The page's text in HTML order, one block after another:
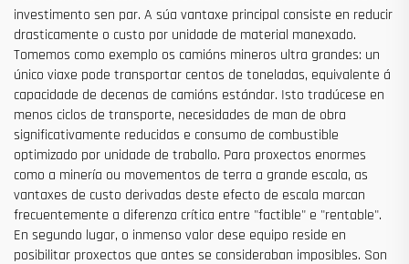
investimento sen par. A súa vantaxe principal consiste en reducir
drasticamente o custo por unidade de material manexado.
Tomemos como exemplo os camións mineros ultra grandes: un
único viaxe pode transportar centos de toneladas, equivalente á
capacidade de decenas de camións estándar. Isto tradúcese en
menos ciclos de transporte, necesidades de man de obra
significativamente reducidas e consumo de combustible
optimizado por unidade de traballo. Para proxectos enormes
como a minería ou movementos de terra a grande escala, as
vantaxes de custo derivadas deste efecto de escala marcan
frecuentemente a diferenza crítica entre "factible" e "rentable".
En segundo lugar, o inmenso valor dese equipo reside en
posibilitar proxectos que antes se consideraban imposibles. Son